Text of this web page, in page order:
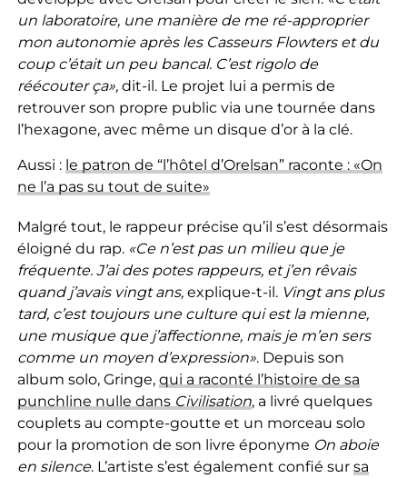
un laboratoire, une manière de me ré-approprier
mon autonomie après les Casseurs Flowters et du
coup c’était un peu bancal. C’est rigolo de
réécouter ça», dit-il. Le projet lui a permis de
retrouver son propre public via une tournée dans
l’hexagone, avec même un disque d’or à la clé.
Aussi : le patron de “l’hôtel d’Orelsan” raconte : «On
ne l’a pas su tout de suite»
Malgré tout, le rappeur précise qu’il s’est désormais
éloigné du rap. «Ce n’est pas un milieu que je
fréquente. J’ai des potes rappeurs, et j’en rêvais
quand j’avais vingt ans,explique-t-il. Vingt ans plus
tard, c’est toujours une culture qui est la mienne,
une musique que j’affectionne, mais je m’en sers
comme un moyen d’expression». Depuis son
album solo, Gringe, qui a raconté l’histoire de sa
punchline nulle dans Civilisation, a livré quelques
couplets au compte-goutte et un morceau solo
pour la promotion de son livre éponyme On aboie
en silence. L’artiste s’est également confié sur sa